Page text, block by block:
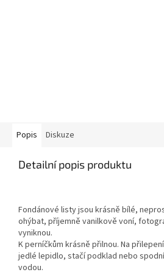
Popis Diskuze
Detailní popis produktu
Fondánové listy jsou krásně bílé,
ohýbat, příjemně vanilkově voní,
vyniknou.
K perníčkům krásně přilnou. Na
jedlé lepidlo, stačí podklad nebo
vodou.